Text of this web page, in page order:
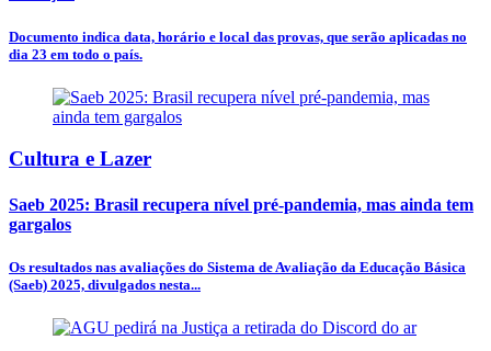
Documento indica data, horário e local das provas, que serão aplicadas no
dia 23 em todo o país.
Cultura e Lazer
Saeb 2025: Brasil recupera nível pré-pandemia, mas ainda tem
gargalos
Os resultados nas avaliações do Sistema de Avaliação da Educação Básica
(Saeb) 2025, divulgados nesta...